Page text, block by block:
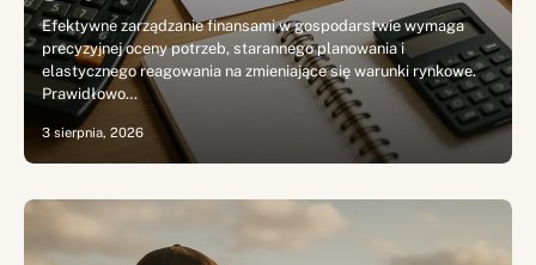
Efektywne zarządzanie finansami w gospodarstwie wymaga
precyzyjnej oceny potrzeb, starannego planowania i
elastycznego reagowania na zmieniające się warunki rynkowe.
Prawidłowo…
3 sierpnia, 2026